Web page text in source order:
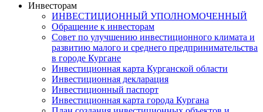
Инвесторам
ИНВЕСТИЦИОННЫЙ УПОЛНОМОЧЕННЫЙ
Обращение к инвесторам
Совет по улучшению инвестиционного климата и
развитию малого и среднего предпринимательства
в городе Кургане
Инвестиционная карта Курганской области
Инвестиционная декларация
Инвестиционный паспорт
Инвестиционная карта города Кургана